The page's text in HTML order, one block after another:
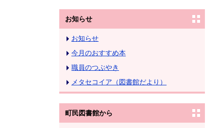
お知らせ
お知らせ
今月のおすすめ本
職員のつぶやき
メタセコイア（図書館だより）
町民図書館から